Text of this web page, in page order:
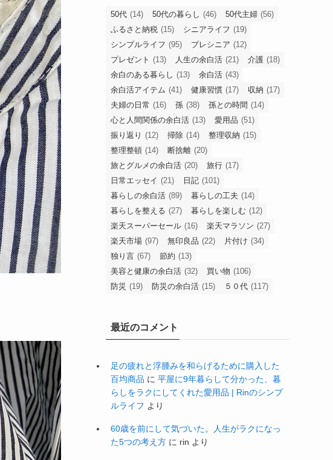
50代 (14) 50代の暮らし (46) 50代主婦 (56)
ふるさと納税 (15) シニアライフ (19)
シンプルライフ (95) プレシニア (12)
プレゼント (13) 人生の余白活 (21) 介護 (18)
余白のある暮らし (13) 余白活 (43)
余白活アイテム (41) 健康習慣 (17) 収納 (17)
夫婦の日常 (16) 孫 (38) 孫との時間 (14)
心と人間関係の余白活 (13) 愛用品 (51)
振り返り (12) 掃除 (14) 整理収納 (15)
整理整頓 (14) 断捨離 (20)
旅とグルメの余白活 (20) 旅行 (17)
日常エッセイ (21) 日記 (101)
暮らしの余白活 (89) 暮らしの工夫 (14)
暮らしを整える (27) 暮らしを楽しむ (12)
楽天スーパーセール (16) 楽天マラソン (27)
楽天市場 (97) 無印良品 (22) 片付け (34)
独り言 (67) 節約 (13)
美容と健康の余白活 (32) 買い物 (106)
防災 (19) 防災の余白活 (15) ５０代 (117)
最近のコメント
足の疲れと浮腫みを和らげるために購入した
百均商品 に 平屋に9年暮らして分かった、暮
らしをラクにしてくれた愛用品 | Rinのシンプ
ルライフ より
60歳を前にして気づいた。人生がラクになっ
た5つの考え方 に rin より